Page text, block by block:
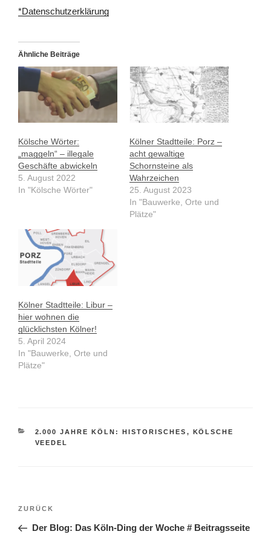
*Datenschutzerklärung
Ähnliche Beiträge
Kölsche Wörter:
„maggeln“ – illegale
Geschäfte abwickeln
5. August 2022
In "Kölsche Wörter"
Kölner Stadtteile: Porz –
acht gewaltige
Schornsteine als
Wahrzeichen
25. August 2023
In "Bauwerke, Orte und
Plätze"
Kölner Stadtteile: Libur –
hier wohnen die
glücklichsten Kölner!
5. April 2024
In "Bauwerke, Orte und
Plätze"
KATEGORIEN
2.000 JAHRE KÖLN: HISTORISCHES , KÖLSCHE
VEEDEL
Beitragsnavigation
Vorheriger
Beitrag
ZURÜCK
Der Blog: Das Köln-Ding der Woche # Beitragsseite